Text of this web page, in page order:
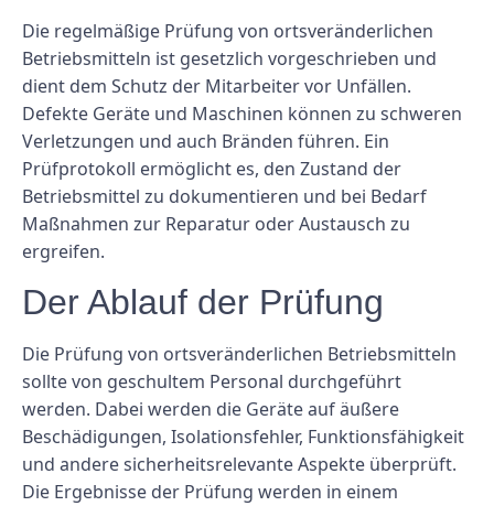
Die regelmäßige Prüfung von ortsveränderlichen
Betriebsmitteln ist gesetzlich vorgeschrieben und
dient dem Schutz der Mitarbeiter vor Unfällen.
Defekte Geräte und Maschinen können zu schweren
Verletzungen und auch Bränden führen. Ein
Prüfprotokoll ermöglicht es, den Zustand der
Betriebsmittel zu dokumentieren und bei Bedarf
Maßnahmen zur Reparatur oder Austausch zu
ergreifen.
Der Ablauf der Prüfung
Die Prüfung von ortsveränderlichen Betriebsmitteln
sollte von geschultem Personal durchgeführt
werden. Dabei werden die Geräte auf äußere
Beschädigungen, Isolationsfehler, Funktionsfähigkeit
und andere sicherheitsrelevante Aspekte überprüft.
Die Ergebnisse der Prüfung werden in einem